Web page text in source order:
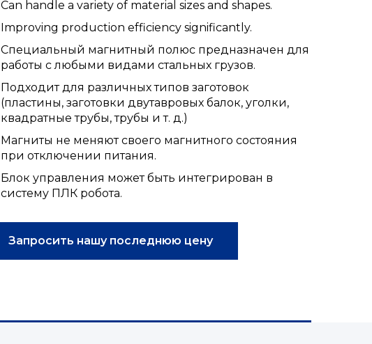
Can handle a variety of material sizes and shapes.
Improving production efficiency significantly.
Специальный магнитный полюс предназначен для
работы с любыми видами стальных грузов.
Подходит для различных типов заготовок
(пластины, заготовки двутавровых балок, уголки,
квадратные трубы, трубы и т. д.)
Магниты не меняют своего магнитного состояния
при отключении питания.
Блок управления может быть интегрирован в
систему ПЛК робота.
Запросить нашу последнюю цену